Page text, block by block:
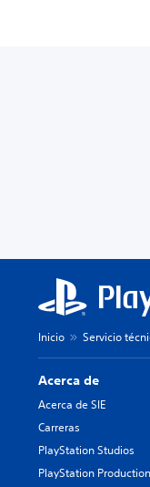
Inicio Servicio
Acerca de
Acerca de SIE
Carreras
PlayStation Studios
PlayStation